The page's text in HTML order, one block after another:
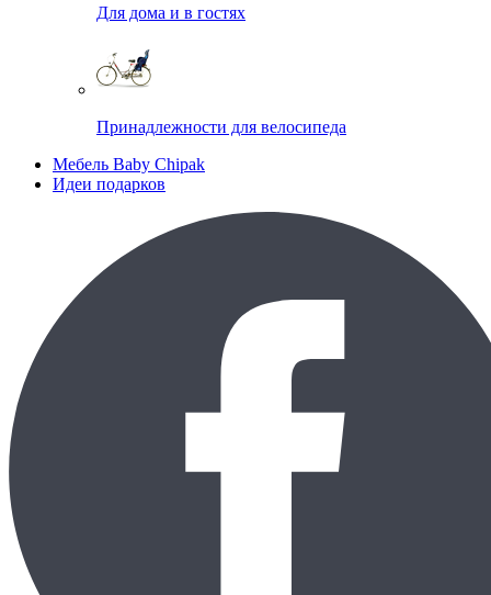
Для дома и в гостях
Принадлежности для велосипеда
Мебель Baby Chipak
Идеи подарков